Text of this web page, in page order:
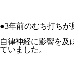
●3年前のむち打ちが
自律神経に影響を及
ていました。